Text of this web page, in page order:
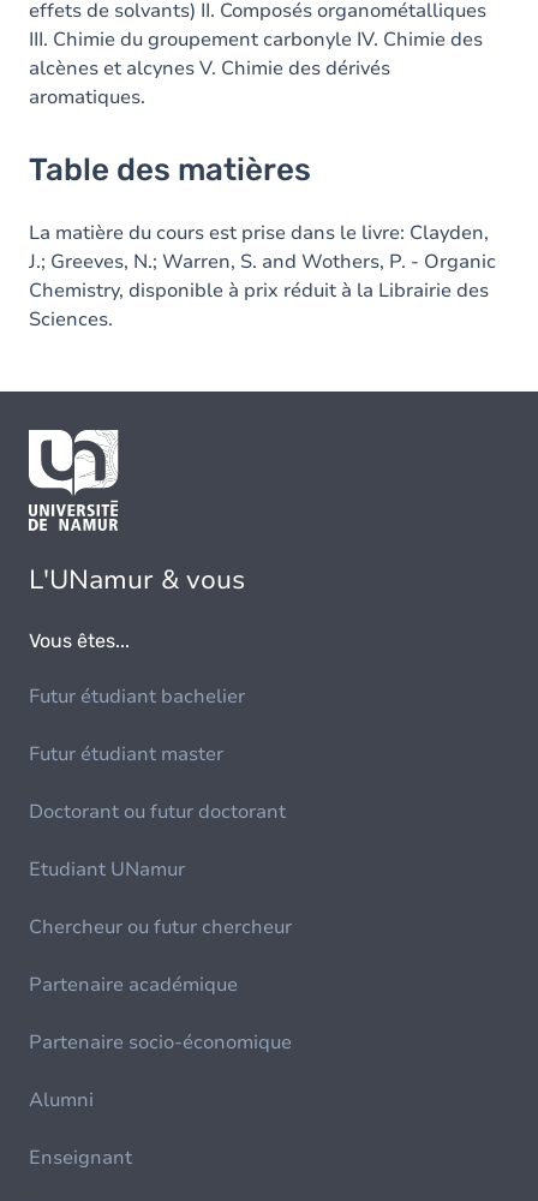
effets de solvants) II. Composés organométalliques
III. Chimie du groupement carbonyle IV. Chimie des
alcènes et alcynes V. Chimie des dérivés
aromatiques.
Table des matières
La matière du cours est prise dans le livre: Clayden,
J.; Greeves, N.; Warren, S. and Wothers, P. - Organic
Chemistry, disponible à prix réduit à la Librairie des
Sciences.
L'UNamur & vous
Vous êtes...
Futur étudiant bachelier
Futur étudiant master
Doctorant ou futur doctorant
Etudiant UNamur
Chercheur ou futur chercheur
Partenaire académique
Partenaire socio-économique
Alumni
Enseignant